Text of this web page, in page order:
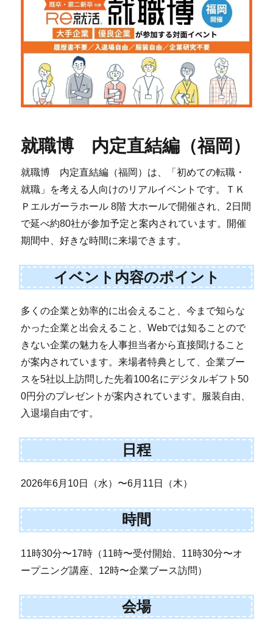
就職博 内定直結編（福岡）
就職博 内定直結編（福岡）は、「初めての転職・
就職」を考える人向けのリアルイベントです。ＴＫ
Ｐエルガーラホール 8階 大ホールで開催され、2日間
で延べ約80社が参加予定と案内されています。開催
期間中、好きな時間に来場できます。
イベント内容のポイント
多くの企業と効率的に出会えること、今まで知らな
かった企業と出会えること、Webでは知ることので
きない企業の魅力を人事担当者から直接聞けること
が案内されています。来場者特典として、企業ブー
スを5社以上訪問した先着100名にデジタルギフト50
0円分のプレゼントが案内されています。服装自由、
入退場自由です。
日程
2026年6月10日（水）〜6月11日（木）
時間
11時30分〜17時（11時〜受付開始、11時30分〜オ
ープニング講座、12時〜企業ブース訪問）
会場